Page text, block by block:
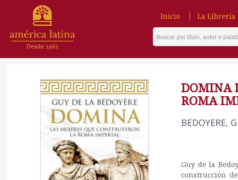
Inicio La Librería
DOMINA
ROMA
BEDOYERE,
Guy de la
construcción